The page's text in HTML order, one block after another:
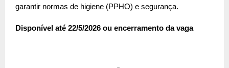
garantir normas de higiene (PPHO) e segurança.
Disponível até 22/5/2026 ou encerramento da vaga